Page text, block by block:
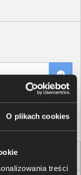
O plikach cookies
treści